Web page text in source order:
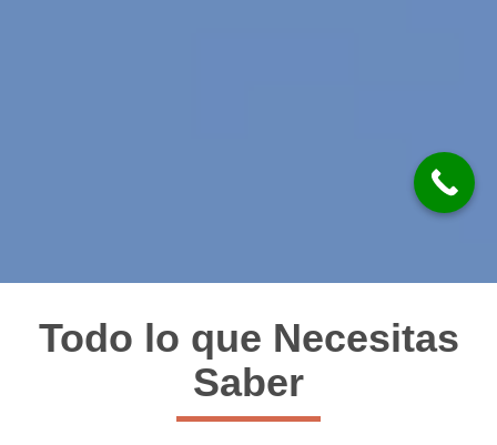
Todo lo que Necesitas
Saber